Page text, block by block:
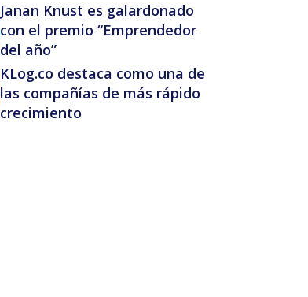
Janan Knust es galardonado
con el premio “Emprendedor
del año”
KLog.co destaca como una de
las compañías de más rápido
crecimiento